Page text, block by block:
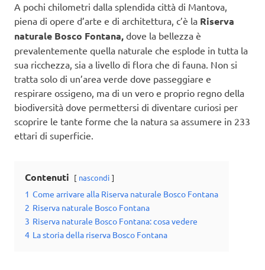
A pochi chilometri dalla splendida città di Mantova,
piena di opere d’arte e di architettura, c’è la Riserva
naturale Bosco Fontana, dove la bellezza è
prevalentemente quella naturale che esplode in tutta la
sua ricchezza, sia a livello di flora che di fauna. Non si
tratta solo di un’area verde dove passeggiare e
respirare ossigeno, ma di un vero e proprio regno della
biodiversità dove permettersi di diventare curiosi per
scoprire le tante forme che la natura sa assumere in 233
ettari di superficie.
Contenuti nascondi
1 Come arrivare alla Riserva naturale Bosco Fontana
2 Riserva naturale Bosco Fontana
3 Riserva naturale Bosco Fontana: cosa vedere
4 La storia della riserva Bosco Fontana